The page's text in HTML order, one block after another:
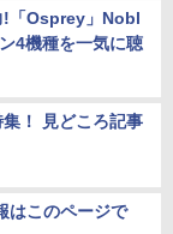
!「Osprey」Nobl
4機種を一気に聴
！ 見どころ記事
はこのページで